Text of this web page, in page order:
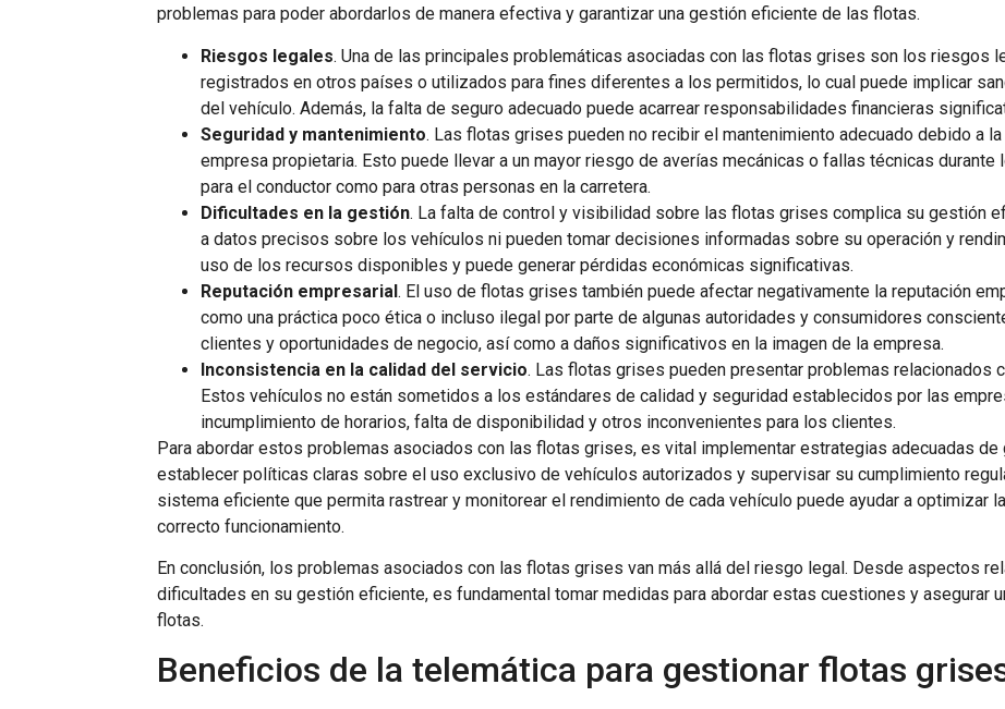
problemas para poder abordarlos de manera efectiva y garantizar una gestión eficiente de las flotas.
Riesgos legales. Una de las principales problemáticas asociadas con las flotas grises son los riesgos
registrados en otros países o utilizados para fines diferentes a los permitidos, lo cual puede implicar
del vehículo. Además, la falta de seguro adecuado puede acarrear responsabilidades financieras
Seguridad y mantenimiento. Las flotas grises pueden no recibir el mantenimiento adecuado debido a
empresa propietaria. Esto puede llevar a un mayor riesgo de averías mecánicas o fallas técnicas
para el conductor como para otras personas en la carretera.
Dificultades en la gestión. La falta de control y visibilidad sobre las flotas grises complica su gestión
a datos precisos sobre los vehículos ni pueden tomar decisiones informadas sobre su operación y
uso de los recursos disponibles y puede generar pérdidas económicas significativas.
Reputación empresarial. El uso de flotas grises también puede afectar negativamente la reputación
como una práctica poco ética o incluso ilegal por parte de algunas autoridades y consumidores
clientes y oportunidades de negocio, así como a daños significativos en la imagen de la empresa.
Inconsistencia en la calidad del servicio. Las flotas grises pueden presentar problemas relacionados
Estos vehículos no están sometidos a los estándares de calidad y seguridad establecidos por las
incumplimiento de horarios, falta de disponibilidad y otros inconvenientes para los clientes.
Para abordar estos problemas asociados con las flotas grises, es vital implementar estrategias adecuadas
establecer políticas claras sobre el uso exclusivo de vehículos autorizados y supervisar su cumplimiento
sistema eficiente que permita rastrear y monitorear el rendimiento de cada vehículo puede ayudar a optimizar
correcto funcionamiento.
En conclusión, los problemas asociados con las flotas grises van más allá del riesgo legal. Desde aspectos
dificultades en su gestión eficiente, es fundamental tomar medidas para abordar estas cuestiones y asegurar
flotas.
Beneficios de la telemática para gestionar flotas